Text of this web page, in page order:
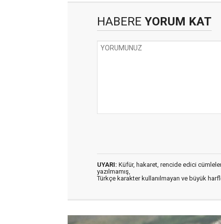
HABERE YORUM KAT
UYARI: Küfür, hakaret, rencide edici
yazılmamış,
Türkçe karakter kullanılmayan ve büyük